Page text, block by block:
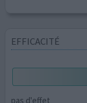
EFFICACITÉ
pas d'effet